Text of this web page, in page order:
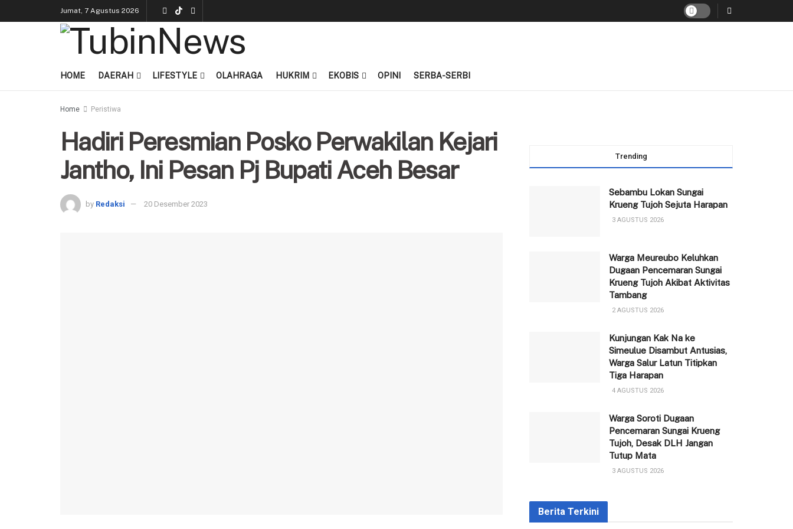
Jumat, 7 Agustus 2026
HOME DAERAH LIFESTYLE OLAHRAGA HUKRIM EKOBIS OPINI SERBA-SERBI
Home Peristiwa
Hadiri Peresmian Posko Perwakilan Kejari
Jantho, Ini Pesan Pj Bupati Aceh Besar
by Redaksi 20 Desember 2023
Trending
Sebambu Lokan Sungai
Krueng Tujoh Sejuta Harapan
3 AGUSTUS 2026
Warga Meureubo Keluhkan
Dugaan Pencemaran Sungai
Krueng Tujoh Akibat Aktivitas
Tambang
2 AGUSTUS 2026
Kunjungan Kak Na ke
Simeulue Disambut Antusias,
Warga Salur Latun Titipkan
Tiga Harapan
4 AGUSTUS 2026
Warga Soroti Dugaan
Pencemaran Sungai Krueng
Tujoh, Desak DLH Jangan
Tutup Mata
3 AGUSTUS 2026
Berita Terkini